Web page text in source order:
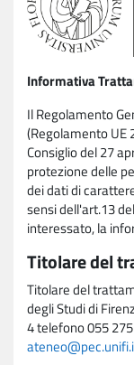
Informativa
Il Regolamento
(Regolamento UE
Consiglio del 27
protezione delle
dei dati di
sensi dell'art.13
interessato, la
Titolare del
Titolare del
degli Studi di
4 telefono 055